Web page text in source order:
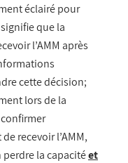
éclairé pour
que la
l’AMM après
cette décision;
lors de la
recevoir l’AMM,
perdre la capacitéet